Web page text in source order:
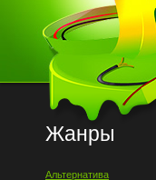
Жанры
Альтернатива